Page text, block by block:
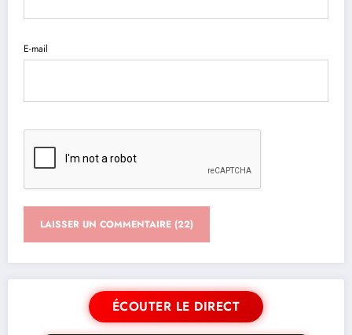
E-mail
ÉCOUTER LE DIRECT